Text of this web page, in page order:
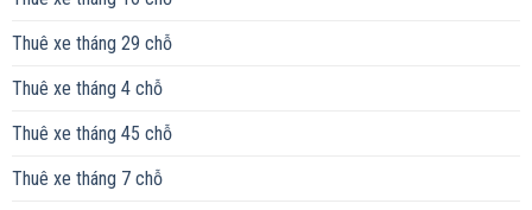
Thuê xe tháng 29 chỗ
Thuê xe tháng 4 chỗ
Thuê xe tháng 45 chỗ
Thuê xe tháng 7 chỗ